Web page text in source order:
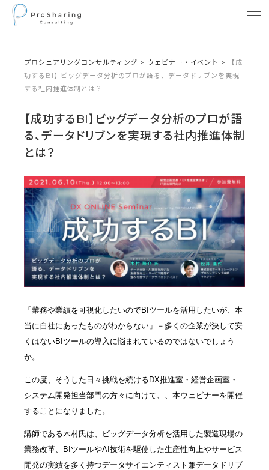
プロシェアリングコンサルティング > ウェビナー・イベント >
【成
功するBI】ビッグデータ分析のプロが語る、データドリブンを実現
する社内推進体制とは？
【成功するBI】ビッグデータ分析のプロが語
る、データドリブンを実現する社内推進体制
とは？
「業務や業績を可視化したいのでBIツールを活用したいが、本
当に自社にあったものがわからない」－多くの企業が決して安
くはないBIツールの導入に悩まれているのではないでしょう
か。
この度、そうした日々挑戦を続けるDX推進室・経営企画室・
システム開発担当部門の方々に向けて、、本ウェビナーを開催
することになりました。
講師である木村氏は、ビッグデータ分析を活用した製造現場の
業務改革、BIツールやAI技術を駆使した生産性向上やサービス
開発の実績を多く持つデータサイエンティスト兼データドリブ